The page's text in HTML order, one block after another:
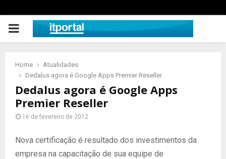
PRIMARY
Home
Atualidades
Dedalus agora é Google Apps Premier Reseller
Dedalus agora é Google Apps
Premier Reseller
16 de fevereiro de 2012
Nova certificação é resultado dos investimentos da
empresa na capacitação de sua equipe de